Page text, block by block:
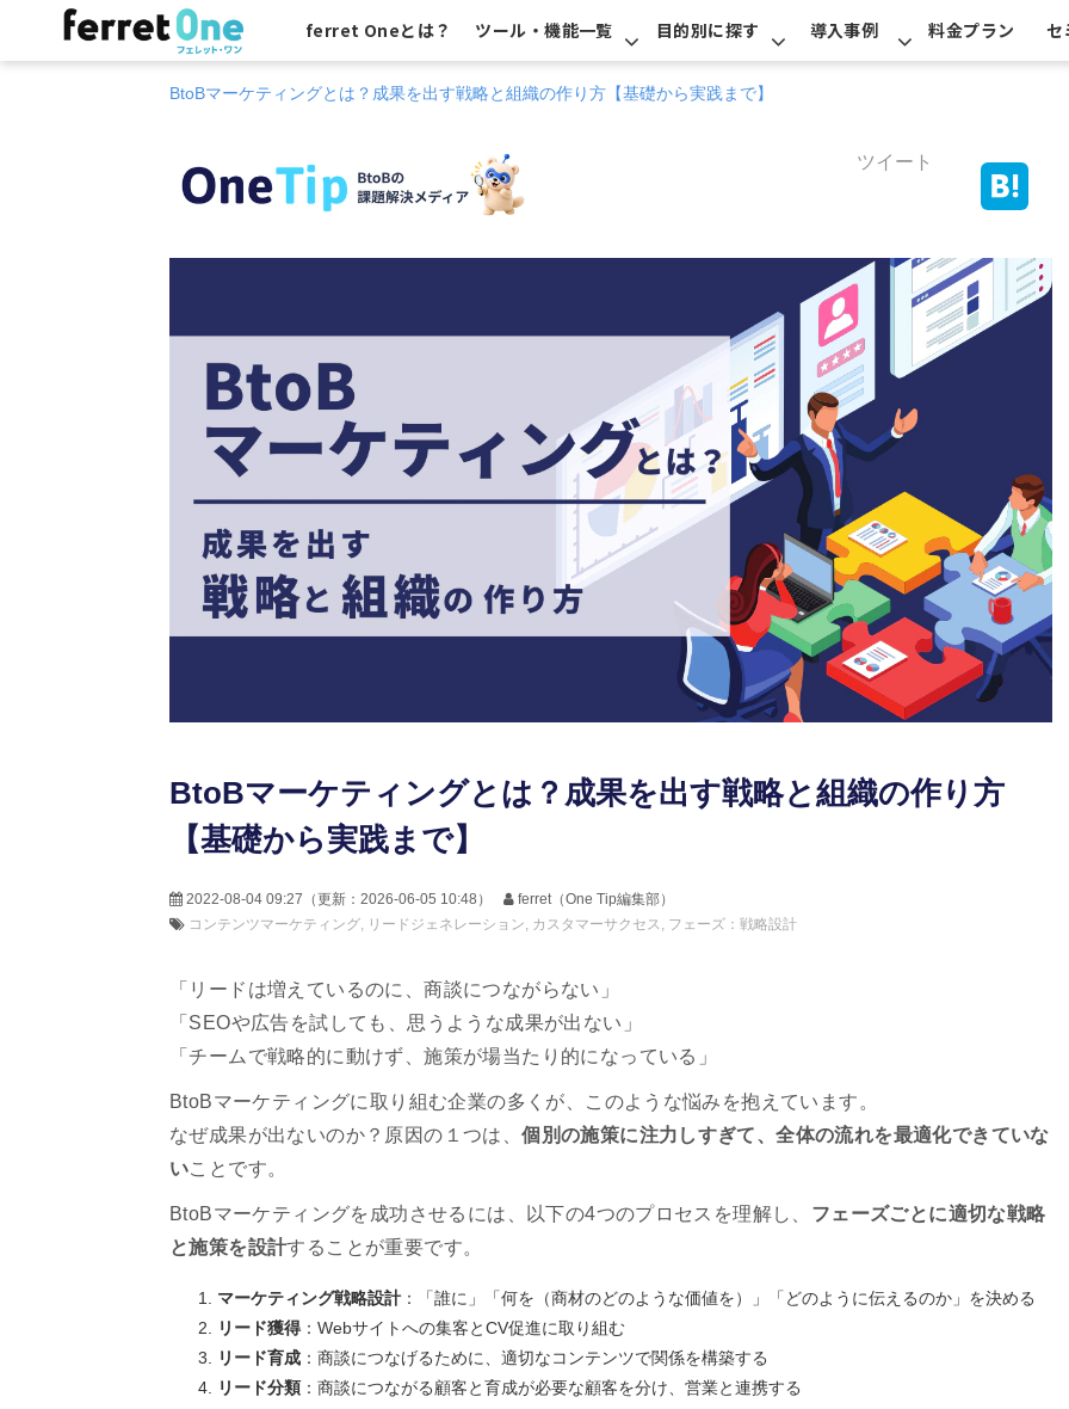
ferret Oneとは？ ツール・機能一覧 目的別に探す 導入事例 料金プラン セ
BtoBマーケティングとは？成果を出す戦略と組織の作り方【基礎から実践まで】
ツイート
BtoBマーケティングとは？成果を出す戦略と組織の作り方
【基礎から実践まで】
2022-08-04 09:27 （更新： 2026-06-05 10:48 ）
ferret（One Tip編集部）
コンテンツマーケティング
リードジェネレーション カスタマーサクセス フェーズ：戦略設計
「リードは増えているのに、商談につながらない」
「SEOや広告を試しても、思うような成果が出ない」
「チームで戦略的に動けず、施策が場当たり的になっている」
BtoBマーケティングに取り組む企業の多くが、このような悩みを抱えています。
なぜ成果が出ないのか？原因の１つは、個別の施策に注力しすぎて、全体の流れを最適化できていな
いことです。
BtoBマーケティングを成功させるには、以下の4つのプロセスを理解し、 フェーズごとに適切な戦略
と施策を設計することが重要です。
マーケティング戦略設計：「誰に」「何を（商材のどのような価値を）」「どのように伝えるのか」を決める
リード獲得：Webサイトへの集客とCV促進に取り組む
リード育成 ：商談につなげるために、適切なコンテンツで関係を構築する
リード分類：商談につながる顧客と育成が必要な顧客を分け、営業と連携する